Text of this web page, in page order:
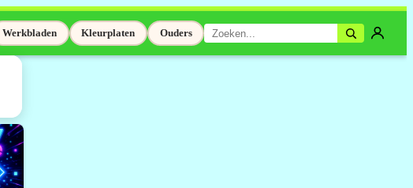
Werkbladen Kleurplaten Ouders